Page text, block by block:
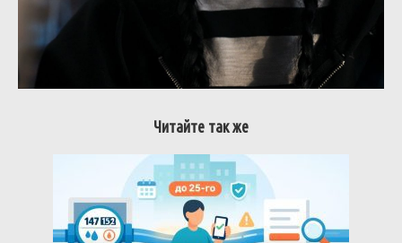
Читайте так же